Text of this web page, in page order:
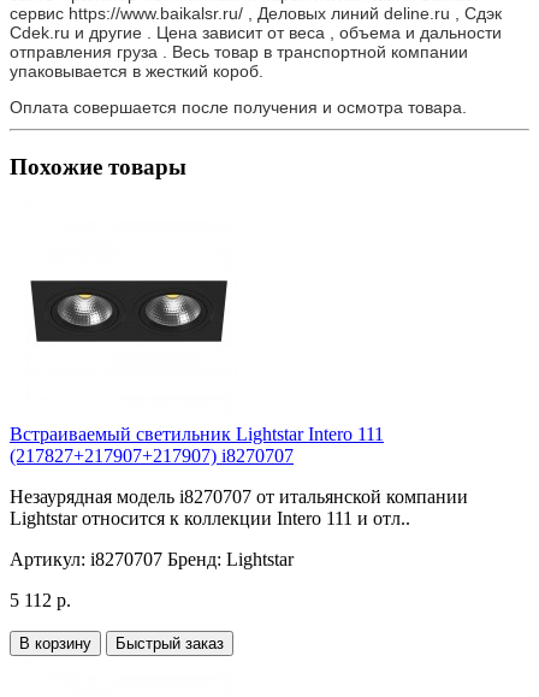
сервис https://www.baikalsr.ru/ , Деловых линий deline.ru , Сдэк
Cdek.ru и другие . Цена зависит от веса , объема и дальности
отправления груза . Весь товар в транспортной компании
упаковывается в жесткий короб.
Оплата совершается после получения и осмотра товара.
Похожие товары
Встраиваемый светильник Lightstar Intero 111
(217827+217907+217907) i8270707
Незаурядная модель i8270707 от итальянской компании
Lightstar относится к коллекции Intero 111 и отл..
Артикул: i8270707 Бренд: Lightstar
5 112 р.
В корзину Быстрый заказ